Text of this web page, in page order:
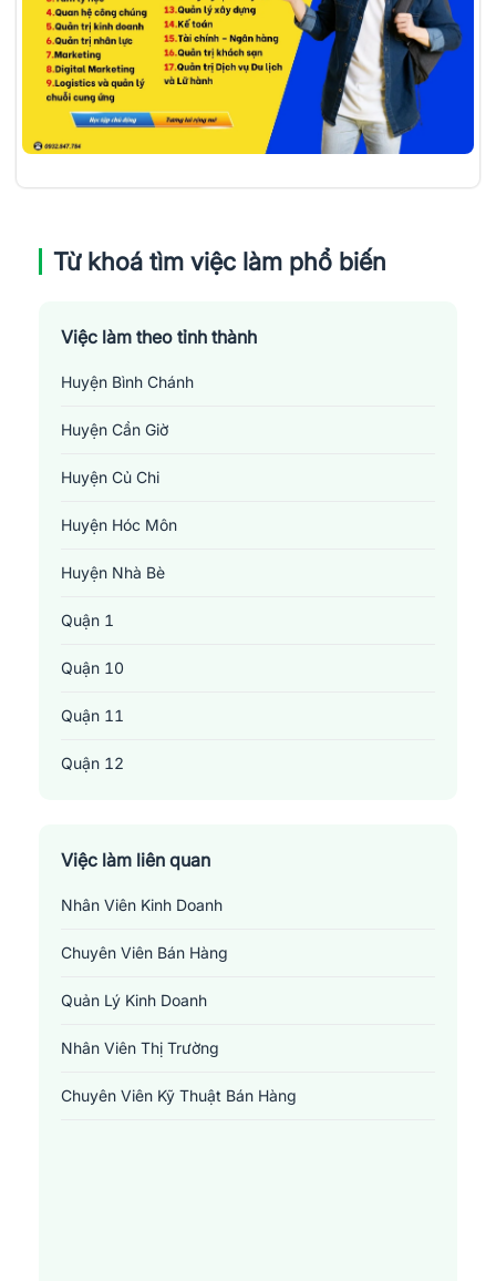
Từ khoá tìm việc làm phổ biến
Việc làm theo tỉnh thành
Huyện Bình Chánh
Huyện Cần Giờ
Huyện Củ Chi
Huyện Hóc Môn
Huyện Nhà Bè
Quận 1
Quận 10
Quận 11
Quận 12
Quận 3
Quận 4
Quận 5
Quận 6
Quận 7
Quận 8
Việc làm liên quan
Nhân Viên Kinh Doanh
Chuyên Viên Bán Hàng
Quản Lý Kinh Doanh
Nhân Viên Thị Trường
Chuyên Viên Kỹ Thuật Bán Hàng